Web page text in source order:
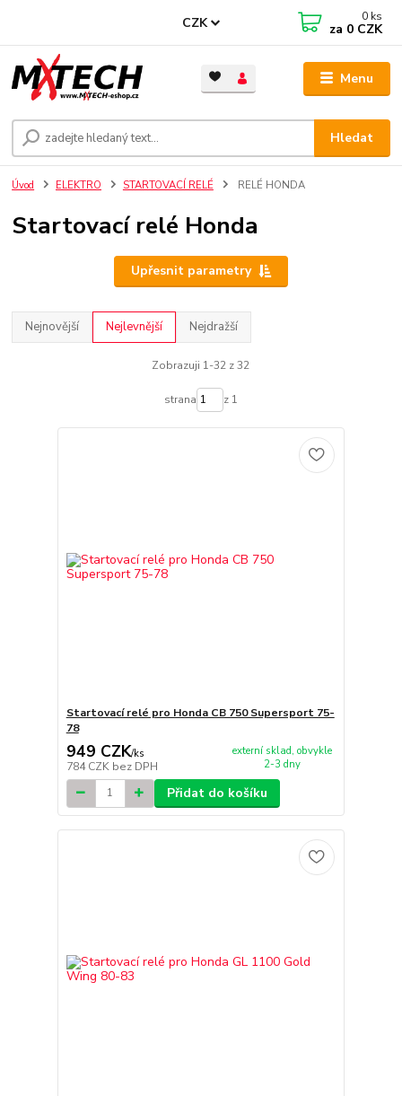
Menu
CZK
Hledat
0 ks
za 0 CZK
Úvod ELEKTRO STARTOVACÍ RELÉ RELÉ HONDA
Startovací relé Honda
Upřesnit parametry
Nejnovější Nejlevnější Nejdražší
Zobrazuji 1-32 z 32
strana z 1
Startovací relé pro Honda CB 750 Supersport 75-
78
949 CZK/ks
784 CZK bez DPH
externí sklad, obvykle
2-3 dny
Přidat do košíku